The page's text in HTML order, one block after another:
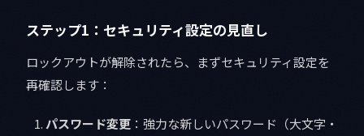
ステップ1：セキュリティ設定の見直し
ロックアウトが解除されたら、まずセキュリティ設定を
再確認します：
パスワード変更 ：強力な新しいパスワード（大文字・